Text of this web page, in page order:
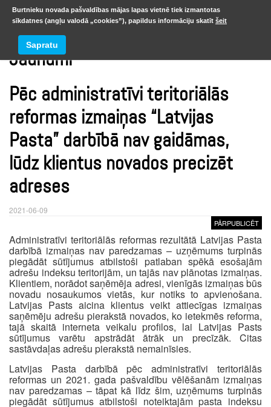
Jaunumi
Pēc administratīvi teritoriālās
reformas izmaiņas “Latvijas
Pasta” darbībā nav gaidāmas,
lūdz klientus novados precizēt
adreses
2021-06-09
PĀRPUBLICĒT
Administratīvi teritoriālās reformas rezultātā Latvijas Pasta
darbībā izmaiņas nav paredzamas – uzņēmums turpinās
piegādāt sūtījumus atbilstoši patlaban spēkā esošajām
adrešu indeksu teritorijām, un tajās nav plānotas izmaiņas.
Klientiem, norādot saņēmēja adresi, vienīgās izmaiņas būs
novadu nosaukumos vietās, kur notiks to apvienošana.
Latvijas Pasts aicina klientus veikt attiecīgas izmaiņas
saņēmēju adrešu pierakstā novados, ko ietekmēs reforma,
tajā skaitā interneta veikalu profilos, lai Latvijas Pasts
sūtījumus varētu apstrādāt ātrāk un precīzāk. Citas
sastāvdaļas adrešu pierakstā nemainīsies.
Latvijas Pasta darbībā pēc administratīvi teritoriālās
reformas un 2021. gada pašvaldību vēlēšanām izmaiņas
nav paredzamas – tāpat kā līdz šim, uzņēmums turpinās
piegādāt sūtījumus atbilstoši noteiktajām pasta indeksu
Burtnieku novada pašvaldības mājas lapas vietnē tiek izmantotas
sīkdatnes (angļu valodā „cookies”), papildus informāciju skatīt šeit
Sapratu